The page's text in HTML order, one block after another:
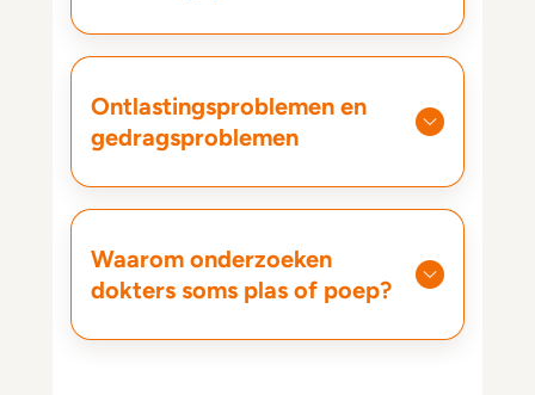
Ontlastingsproblemen en
gedragsproblemen
Waarom onderzoeken
dokters soms plas of poep?